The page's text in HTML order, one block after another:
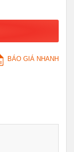
BÁO GIÁ NHANH